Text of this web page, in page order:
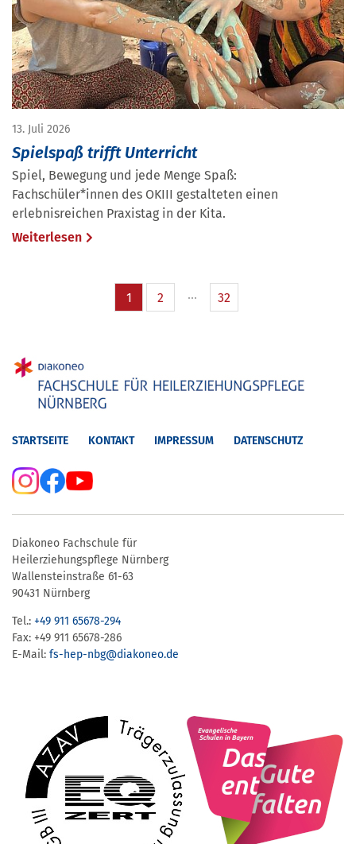
13. Juli 2026
Spielspaß trifft Unterricht
Spiel, Bewegung und jede Menge Spaß:
Fachschüler*innen des OKIII gestalteten einen
erlebnisreichen Praxistag in der Kita.
Weiterlesen
1 2 32
STARTSEITE KONTAKT IMPRESSUM DATENSCHUTZ
Diakoneo Fachschule für
Heilerziehungspflege Nürnberg
Wallensteinstraße 61-63
90431 Nürnberg
Tel.: +49 911 65678-294
Fax: +49 911 65678-286
E-Mail: fs-hep-nbg​@diakoneo.de